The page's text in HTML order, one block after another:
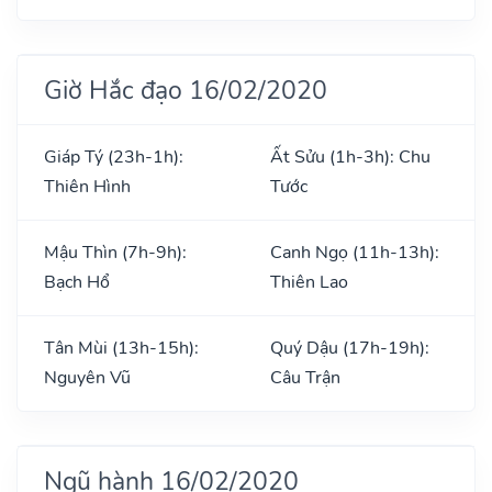
Giờ Hắc đạo 16/02/2020
Giáp Tý (23h-1h):
Thiên Hình
Ất Sửu (1h-3h): Chu
Tước
Mậu Thìn (7h-9h):
Bạch Hổ
Canh Ngọ (11h-13h):
Thiên Lao
Tân Mùi (13h-15h):
Nguyên Vũ
Quý Dậu (17h-19h):
Câu Trận
Ngũ hành 16/02/2020